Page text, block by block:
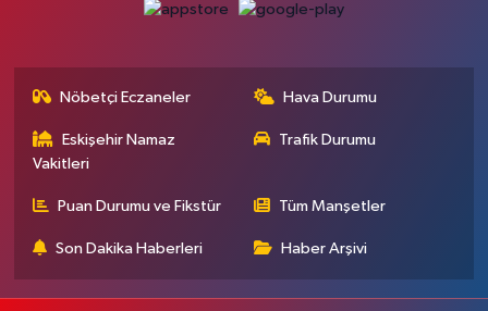
Nöbetçi Eczaneler Hava Durumu
Eskişehir Namaz
Vakitleri
Trafik Durumu
Puan Durumu ve Fikstür Tüm Manşetler
Son Dakika Haberleri Haber Arşivi